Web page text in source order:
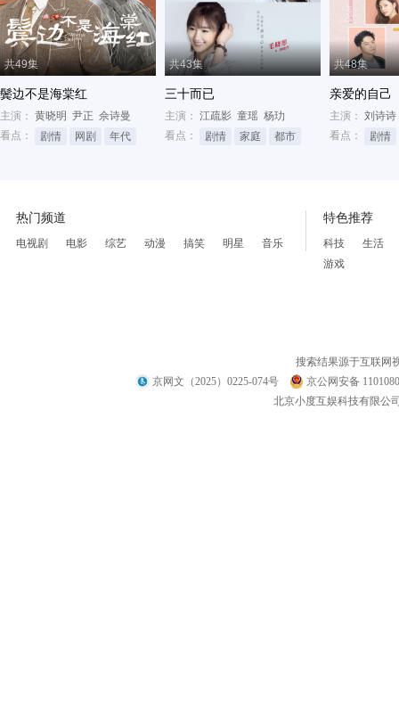
共49集
鬓边不是海棠红
主演： 黄晓明 尹正 佘诗曼
看点：
剧情 网剧 年代
共43集
三十而已
主演： 江疏影 童瑶 杨玏
看点：
剧情 家庭 都市
共48集
亲爱的自己
主演： 刘诗诗
看点：
剧情
热门频道
电视剧 电影 综艺 动漫 搞笑 明星 音乐
特色推荐
科技
生活
游戏
搜索结果源于互联网
京网文（2025）0225-074号
京公网安备
北京小度互娱科技有限公